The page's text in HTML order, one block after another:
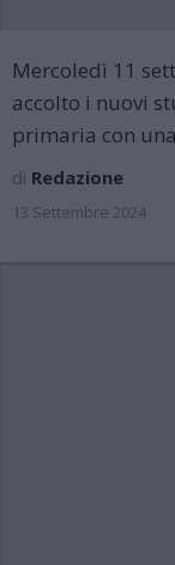
Mercoledì 11
accolto i nuovi
primaria con
di Redazione
13 Settembre 2024